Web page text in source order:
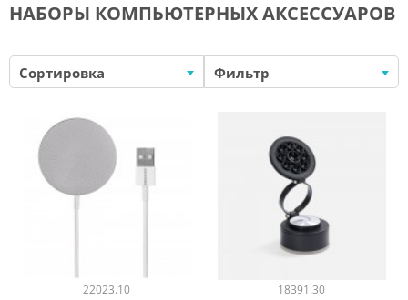
НАБОРЫ КОМПЬЮТЕРНЫХ АКСЕССУАРОВ
Сортировка Фильтр
22023.10 18391.30